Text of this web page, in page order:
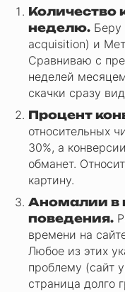
Количество
неделю. Беру
acquisition) и
Сравниваю с
неделей
скачки сразу
Процент
относительных
30%, а
обманет.
картину.
Аномалии в
поведения.
времени на
Любое из этих
проблему (сайт
страница долго